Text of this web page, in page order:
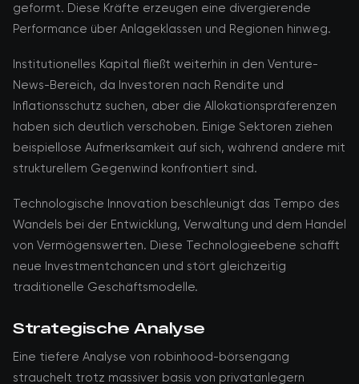
geformt. Diese Kräfte erzeugen eine divergierende
Performance über Anlageklassen und Regionen hinweg.
Institutionelles Kapital fließt weiterhin in den Venture-
News-Bereich, da Investoren nach Rendite und
Inflationsschutz suchen, aber die Allokationspräferenzen
haben sich deutlich verschoben. Einige Sektoren ziehen
beispiellose Aufmerksamkeit auf sich, während andere mit
strukturellem Gegenwind konfrontiert sind.
Technologische Innovation beschleunigt das Tempo des
Wandels bei der Entwicklung, Verwaltung und dem Handel
von Vermögenswerten. Diese Technologieebene schafft
neue Investmentchancen und stört gleichzeitig
traditionelle Geschäftsmodelle.
Strategische Analyse
Eine tiefere Analyse von robinhood-börsengang
strauchelt trotz massiver basis von privatanlegern